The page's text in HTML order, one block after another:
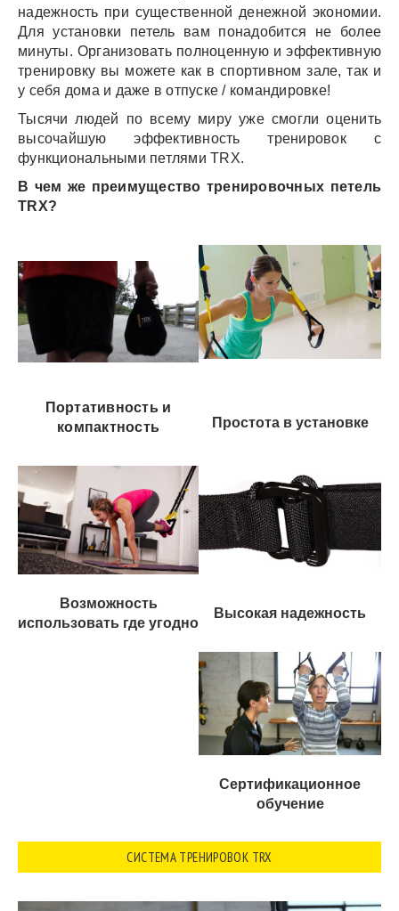
надежность при существенной денежной экономии.
Для установки петель вам понадобится не более
минуты. Организовать полноценную и эффективную
тренировку вы можете как в спортивном зале, так и
у себя дома и даже в отпуске / командировке!
Тысячи людей по всему миру уже смогли оценить
высочайшую эффективность тренировок с
функциональными петлями TRX.
В чем же преимущество тренировочных петель
TRX?
Портативность и
компактность
Простота в установке
Возможность
использовать где угодно
Высокая надежность
Сертификационное
обучение
СИСТЕМА ТРЕНИРОВОК TRX